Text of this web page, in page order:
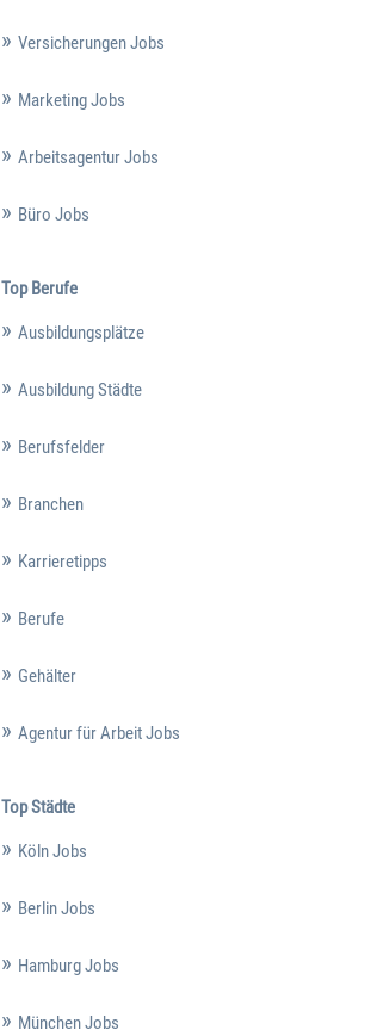
Versicherungen Jobs
Marketing Jobs
Arbeitsagentur Jobs
Büro Jobs
Top Berufe
Ausbildungsplätze
Ausbildung Städte
Berufsfelder
Branchen
Karrieretipps
Berufe
Gehälter
Agentur für Arbeit Jobs
Top Städte
Köln Jobs
Berlin Jobs
Hamburg Jobs
München Jobs